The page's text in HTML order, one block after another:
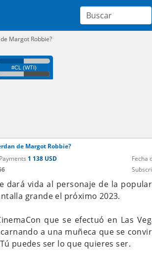
Margot Robbie?
de Margot Robbie?
1 138 USD
Fecha
dará vida al personaje de la
grande el próximo 2023.
que se efectuó en Las
a una muñeca que se
puedes ser lo que quieres ser.